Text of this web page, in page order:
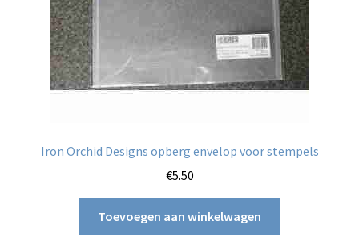
Iron Orchid Designs opberg envelop voor stempels
€5.50
Toevoegen aan winkelwagen